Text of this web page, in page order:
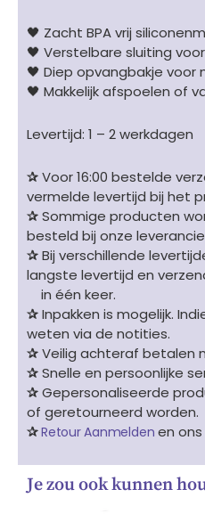
🖤 Zacht BPA vrij
🖤 Verstelbare sluiting
🖤 Diep opvangbakje voor
🖤 Makkelijk afspoelen of
Levertijd: 1 – 2 werkdagen
✰Voor 16:00 bestelde
vermelde levertijd bij het
✰Sommige producten
besteld bij onze
✰Bij verschillende
langste levertijd en
in één keer.
✰Inpakken is mogelijk.
weten via de notities.
✰Veilig achteraf betalen
✰Snelle en persoonlijke
✰Gepersonaliseerde
of geretourneerd worden.
✰Retour Aanmelden en ons
Je zou ook kunnen